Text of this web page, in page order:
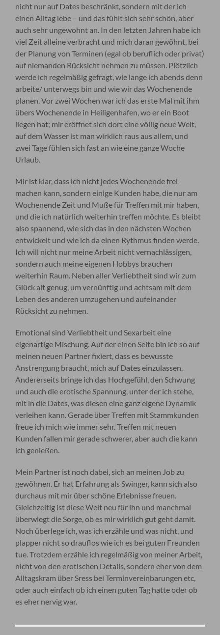
nicht nur auf Dates beschränkt, sondern mit der ich
einen Alltag lebe – und das fühlt sich sehr schön, aber
auch sehr ungewohnt an. In den letzten Jahren habe ich
viel Zeit alleine verbracht und mich daran gewöhnt, bei
der Planung von Terminen (egal ob beruflich oder privat)
auf niemanden Rücksicht nehmen zu müssen. Plötzlich
werde ich regelmäßig gefragt, wie lange ich abends denn
arbeite/ unterwegs bin und wie wir das Wochenende
planen. Vor zwei Wochen war ich das erste Mal mit ihm
übers Wochenende in Heiligenhafen, wo er ein Boot
liegen hat; mir eröffnet sich dort eine völlig neue Welt,
auf dem Wasser ist man wirklich raus aus allem, und
zwei Tage fühlen sich fast an wie eine ganze Woche
Urlaub.
Mir ist klar, dass ich nicht jedes Wochenende frei
machen kann, sondern einige Kunden habe, die nur am
Wochenende Zeit und Muße für Treffen mit mir haben,
und die ich natürlich weiterhin treffen möchte. Es bleibt
also spannend, wie sich das in den nächsten Wochen
entwickelt und wie ich da einen Rythmus finden werde.
Ich will nicht nur meine Arbeit nicht vernachlässigen,
sondern auch meine eigenen Hobbys brauchen
weiterhin Raum. Neben aller Verliebtheit sind wir zum
Glück alt genug, um vernünftig und achtsam mit dem
Leben des anderen umzugehen und aufeinander
Rücksicht zu nehmen.
Emotional sind Verliebtheit und Sexarbeit eine
eigenartige Mischung. Auf der einen Seite bin ich so auf
meinen neuen Partner fixiert, dass es bewusste
Anstrengung braucht, mich auf Dates einzulassen.
Andererseits bringe ich das Hochgefühl, den Schwung
und auch die erotische Spannung, unter der ich stehe,
mit in die Dates, was diesen eine ganz eigene Dynamik
verleihen kann. Gerade über Treffen mit Stammkunden
freue ich mich wie immer sehr. Treffen mit neuen
Kunden fallen mir gerade schwerer, aber auch die kann
ich genießen.
Mein Partner ist noch dabei, sich an meinen Job zu
gewöhnen. Er hat Erfahrung als Swinger, kann sich also
durchaus mit mir über schöne Erlebnisse freuen.
Gleichzeitig ist diese Welt neu für ihn und manchmal
überwiegt die Sorge, ob es mir wirklich gut geht damit.
Noch überlege ich, was ich erzähle und was nicht, und
plapper nicht so drauflos wie ich es bei guten Freunden
tue. Trotzdem erzähle ich regelmäßig von meiner Arbeit,
nicht von den erotischen Details, sondern eher von dem
Alltagskram über Sress bei Terminvereinbarungen etc,
oder auch einfach ob ich einen guten Tag hatte oder ob
es eher nervig war.